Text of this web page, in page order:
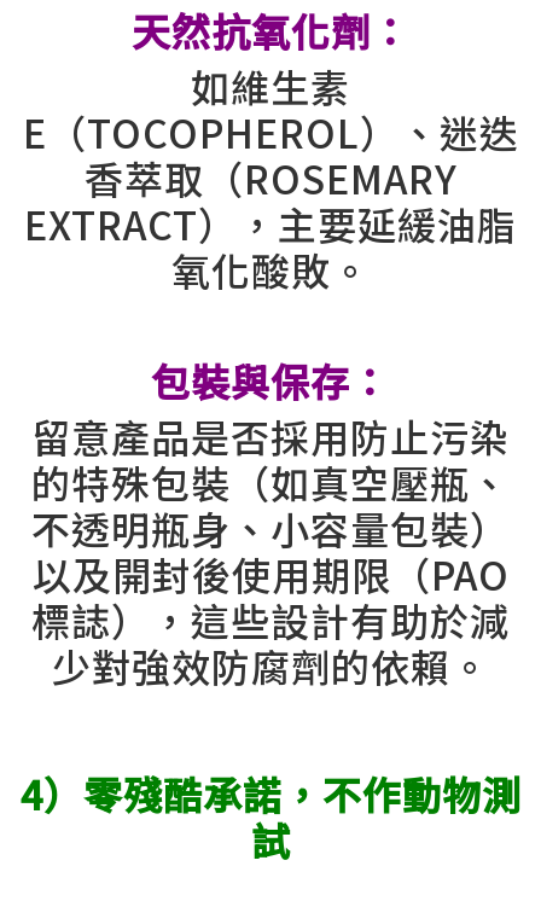
天然抗氧化劑：
如維生素
E（TOCOPHEROL）、迷迭
香萃取（ROSEMARY
EXTRACT），主要延緩油脂
氧化酸敗。
包裝與保存：
留意產品是否採用防止污染
的特殊包裝（如真空壓瓶、
不透明瓶身、小容量包裝）
以及開封後使用期限（PAO
標誌），這些設計有助於減
少對強效防腐劑的依賴。
4）零殘酷承諾，不作動物測
試